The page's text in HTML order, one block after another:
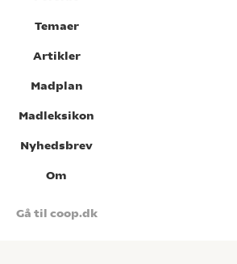
Temaer
Artikler
Madplan
Madleksikon
Nyhedsbrev
Om
Gå til coop.dk